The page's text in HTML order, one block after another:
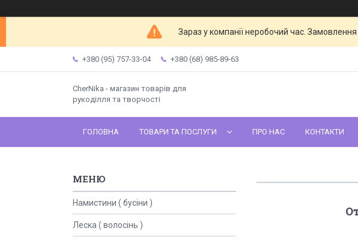
Зараз у компанії неробочий час.
+380 (95) 757-33-04 +380 (68) 985-89-63
CherNika - магазин товарів для
рукоділля та творчості
ГОЛОВНА ТОВАРИ ТА ПОСЛУГИ ПРО НАС КОНТАКТИ
Намистини ( бусіни )
Леска ( волосінь )